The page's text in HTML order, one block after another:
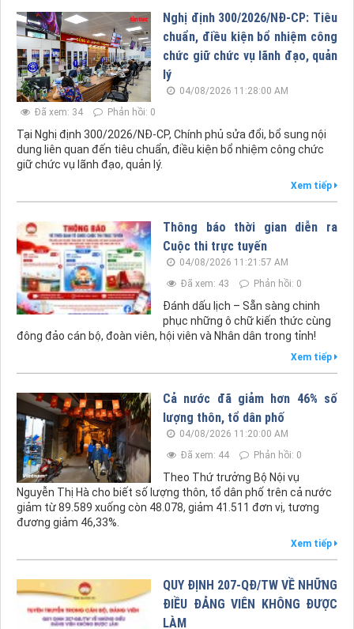
Nghị định 300/2026/NĐ-CP: Tiêu
chuẩn, điều kiện bổ nhiệm công
chức giữ chức vụ lãnh đạo, quản
lý
04/08/2026 11:28:00 AM
Đã xem: 34
Phản hồi: 0
Tại Nghị định 300/2026/NĐ-CP, Chính phủ sửa đổi, bổ sung nội
dung liên quan đến tiêu chuẩn, điều kiện bổ nhiệm công chức
giữ chức vụ lãnh đạo, quản lý.
Xem tiếp
Thông báo thời gian diễn ra
Cuộc thi trực tuyến
04/08/2026 11:21:57 AM
Đã xem: 43
Phản hồi: 0
Đánh dấu lịch – Sẵn sàng chinh
phục những ô chữ kiến thức cùng
đông đảo cán bộ, đoàn viên, hội viên và Nhân dân trong tỉnh!
Xem tiếp
Cả nước đã giảm hơn 46% số
lượng thôn, tổ dân phố
04/08/2026 11:20:00 AM
Đã xem: 44
Phản hồi: 0
Theo Thứ trưởng Bộ Nội vụ
Nguyễn Thị Hà cho biết số lượng thôn, tổ dân phố trên cả nước
giảm từ 89.589 xuống còn 48.078, giảm 41.511 đơn vị, tương
đương giảm 46,33%.
Xem tiếp
QUY ĐỊNH 207-QĐ/TW VỀ NHỮNG
ĐIỀU ĐẢNG VIÊN KHÔNG ĐƯỢC
LÀM